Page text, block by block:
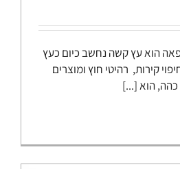
הוא עץ קשה נחשב כיום כעץ
קירות, רהיטי חוץ ומוצרים
כהה, הוא [...]